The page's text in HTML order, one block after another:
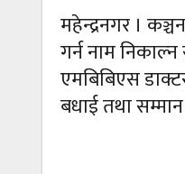
महेन्द्रनगर ।
गर्न नाम
एमबिबिएस
बधाई तथा